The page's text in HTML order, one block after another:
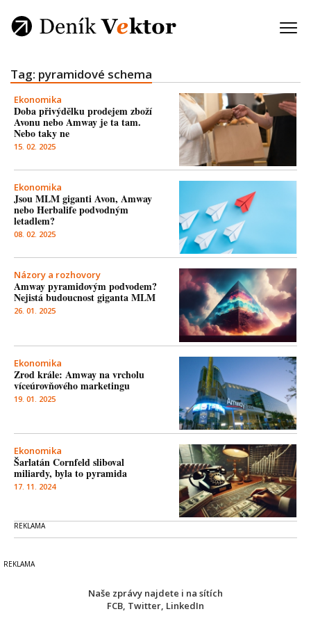
Tag: pyramidové schema
Ekonomika
Doba přivýdělku prodejem zboží
Avonu nebo Amway je ta tam.
Nebo taky ne
15. 02. 2025
Ekonomika
Jsou MLM giganti Avon, Amway
nebo Herbalife podvodným
letadlem?
08. 02. 2025
Názory a rozhovory
Amway pyramidovým podvodem?
Nejistá budoucnost giganta MLM
26. 01. 2025
Ekonomika
Zrod krále: Amway na vrcholu
víceúrovňového marketingu
19. 01. 2025
Ekonomika
Šarlatán Cornfeld sliboval
miliardy, byla to pyramida
17. 11. 2024
Naše zprávy najdete i na sítích
FCB, Twitter, LinkedIn